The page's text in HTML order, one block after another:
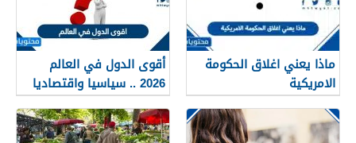
ماذا يعني اغلاق الحكومة
الامريكية
أقوى الدول في العالم
2026 .. سياسيا واقتصاديا
وعسكريا